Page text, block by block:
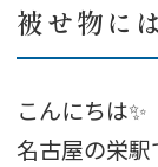
被せ物に
こんにちは✨
名古屋の栄